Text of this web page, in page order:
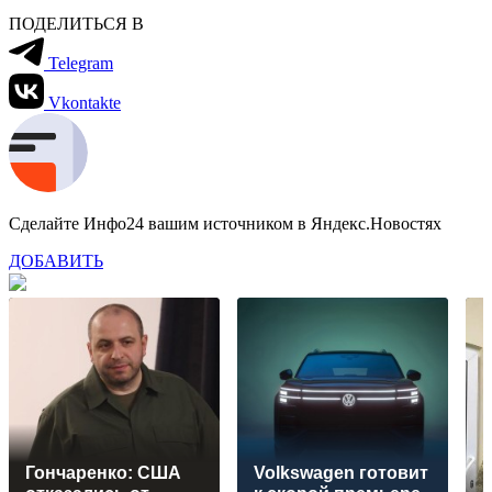
ПОДЕЛИТЬСЯ В
Telegram
Vkontakte
Сделайте Инфо24 вашим источником в Яндекс.Новостях
ДОБАВИТЬ
Гончаренко: США
Volkswagen готовит